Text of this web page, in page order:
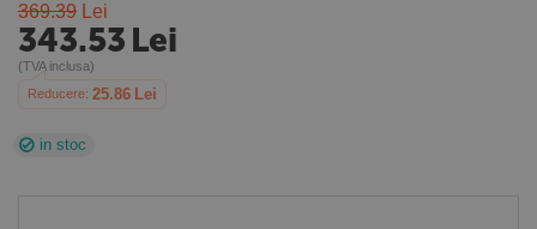
369.39 Lei
343.53 Lei
(TVA inclusa)
Reducere: 25.86 Lei
in stoc